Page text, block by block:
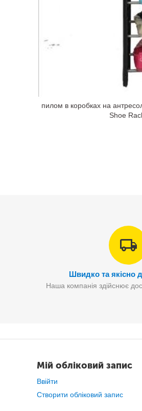
пилом в коробках на
Shoe
Швидко та якісно
Наша компанія здійснює
Мій обліковий запис
Ввійти
Створити обліковий запис